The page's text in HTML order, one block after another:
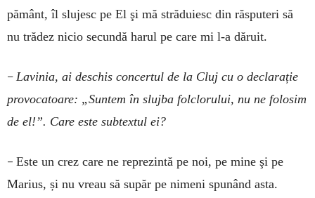
pământ, îl slujesc pe El şi mă străduiesc din răsputeri să
nu trădez nicio secundă harul pe care mi l-a dăruit.
– Lavinia, ai deschis concertul de la Cluj cu o declarație
provocatoare: „Suntem în slujba folclorului, nu ne folosim
de el!”. Care este subtextul ei?
– Este un crez care ne reprezintă pe noi, pe mine şi pe
Marius, și nu vreau să supăr pe nimeni spunând asta.